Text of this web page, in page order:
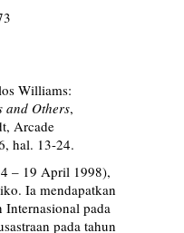
Williams:
and Others,
Arcade
hal. 13-24.
– 19 April 1998),
Ia mendapatkan
Internasional pada
pada tahun